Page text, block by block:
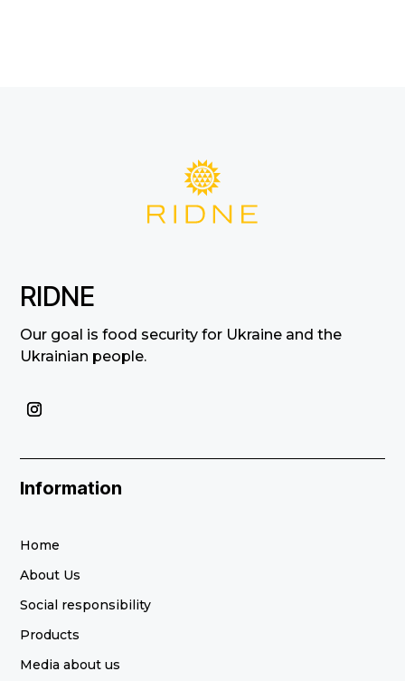
RIDNE
Our goal is food security for Ukraine and the
Ukrainian people.
Information
Home
About Us
Social responsibility
Products
Media about us